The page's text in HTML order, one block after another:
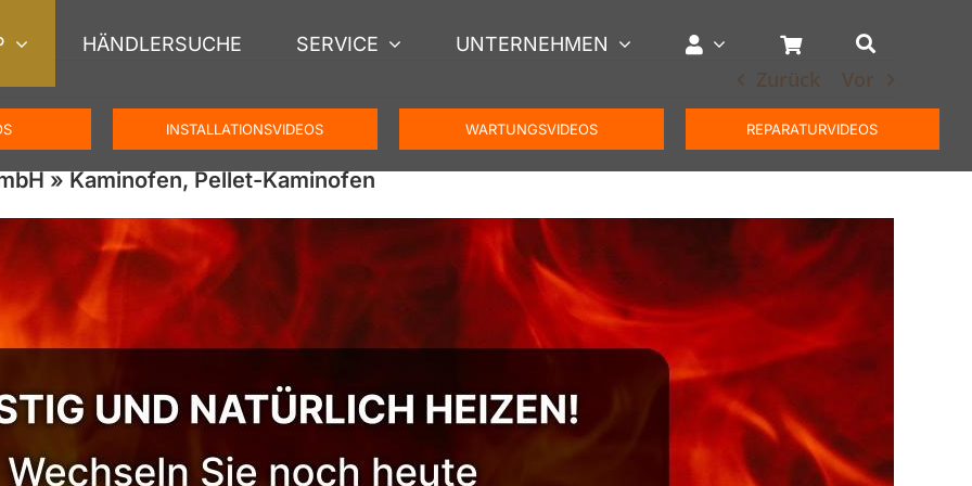
HÄNDLERSUCHE SERVICE UNTERNEHMEN
INSTALLATIONSVIDEOS WARTUNGSVIDEOS REPARATURVIDEOS
Zurück Vor
» Kaminofen, Pellet-Kaminofen